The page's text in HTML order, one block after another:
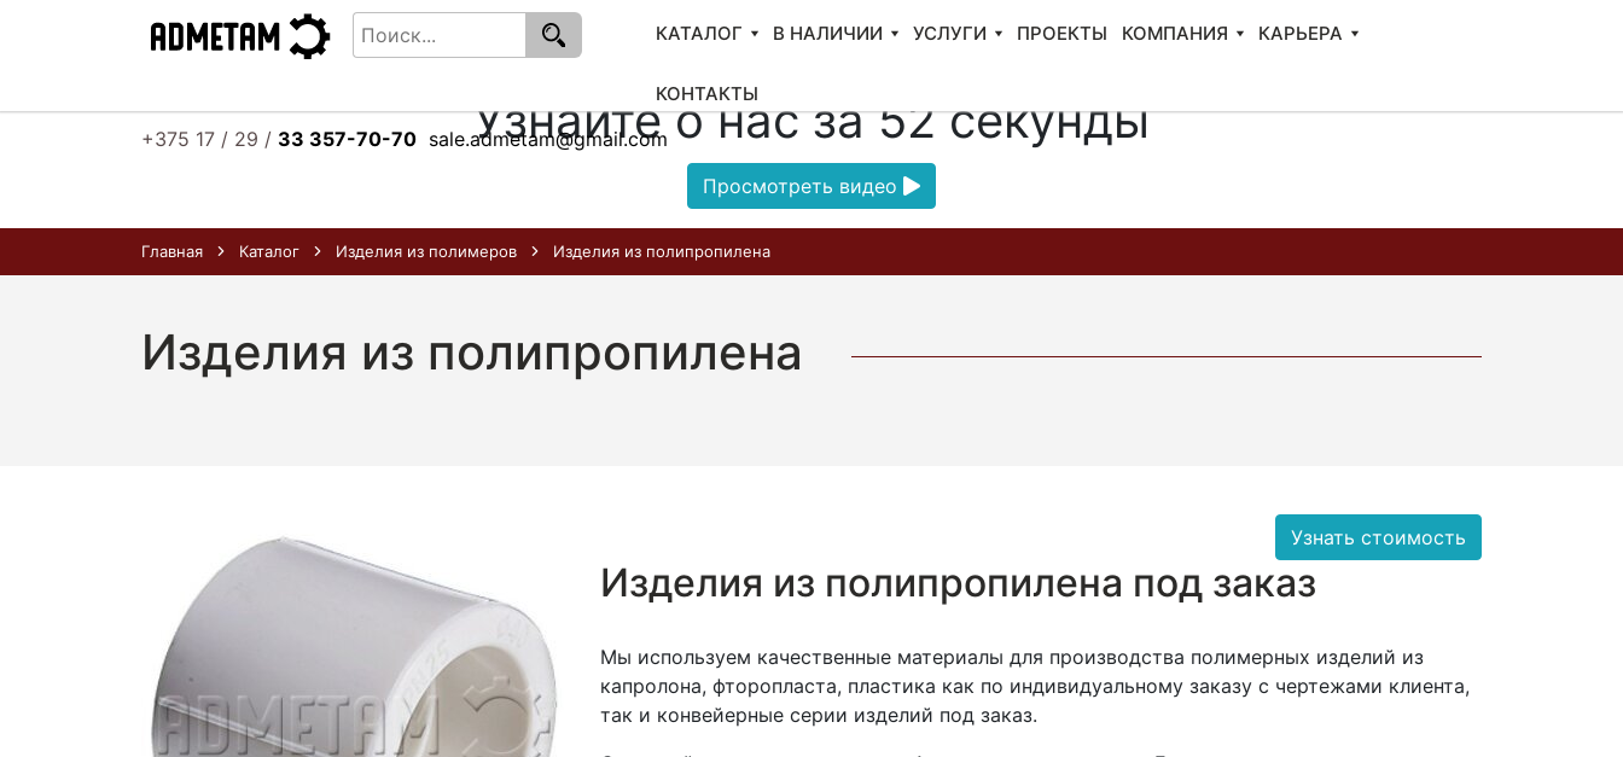
КАТАЛОГ В НАЛИЧИИ УСЛУГИ ПРОЕКТЫ КОМПАНИЯ КАРЬЕРА
КОНТАКТЫ
+375 17 / 29 / 33 357-70-70 sale.admetam@gmail.com
Узнайте о нас за 52 секунды
Просмотреть видео
Главная Каталог Изделия из полимеров Изделия из полипропилена
Изделия из полипропилена
Узнать стоимость
Изделия из полипропилена под заказ
Мы используем качественные материалы для производства полимерных изделий из
капролона, фторопласта, пластика как по индивидуальному заказу с чертежами клиента,
так и конвейерные серии изделий под заказ.